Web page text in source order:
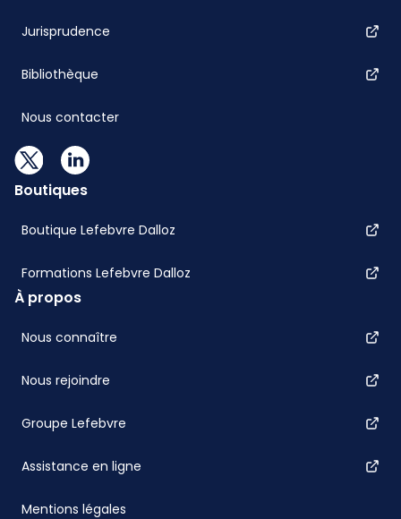
Jurisprudence
Bibliothèque
Nous contacter
Boutiques
Boutique Lefebvre Dalloz
Formations Lefebvre Dalloz
À propos
Nous connaître
Nous rejoindre
Groupe Lefebvre
Assistance en ligne
Mentions légales